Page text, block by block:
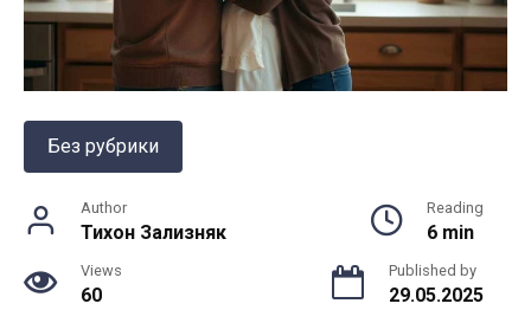
Без рубрики
Author
Тихон Зализняк
Reading
6 min
Views
60
Published by
29.05.2025